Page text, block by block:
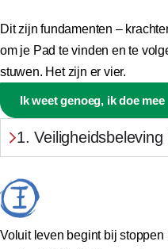
Dit zijn fundamenten –
om je Pad te vinden en te
stuwen. Het zijn er vier.
Ik weet genoeg, ik doe mee
1.
Voluit leven begint bij